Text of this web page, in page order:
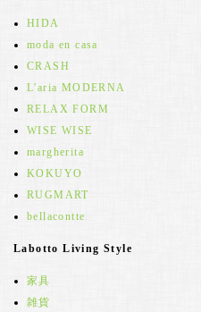
HIDA
moda en casa
CRASH
L'aria MODERNA
RELAX FORM
WISE WISE
margherita
KOKUYO
RUGMART
bellacontte
Labotto Living Style
家具
雑貨